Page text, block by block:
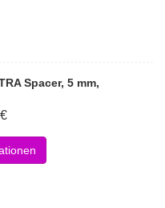
Spacer, 5 mm,